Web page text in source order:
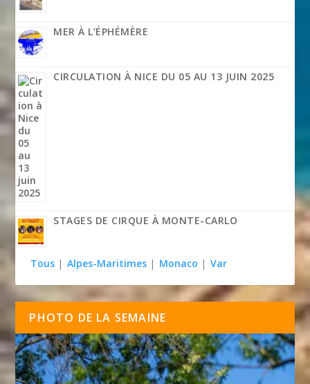
MER À L’ÉPHÉMÈRE
CIRCULATION À NICE DU 05 AU 13 JUIN 2025
STAGES DE CIRQUE À MONTE-CARLO
Tous | Alpes-Maritimes | Monaco | Var
PHOTO DE LA SEMAINE